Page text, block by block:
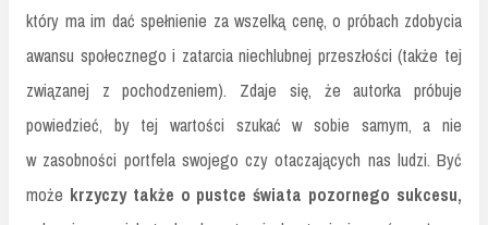
który ma im dać spełnienie za wszelką cenę, o próbach zdobycia
awansu społecznego i zatarcia niechlubnej przeszłości (także tej
związanej z pochodzeniem). Zdaje się, że autorka próbuje
powiedzieć, by tej wartości szukać w sobie samym, a nie
w zasobności portfela swojego czy otaczających nas ludzi. Być
może krzyczy także o pustce świata pozornego sukcesu,